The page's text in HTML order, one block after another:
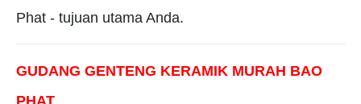
Phat - tujuan utama Anda.
GUDANG GENTENG KERAMIK MURAH BAO